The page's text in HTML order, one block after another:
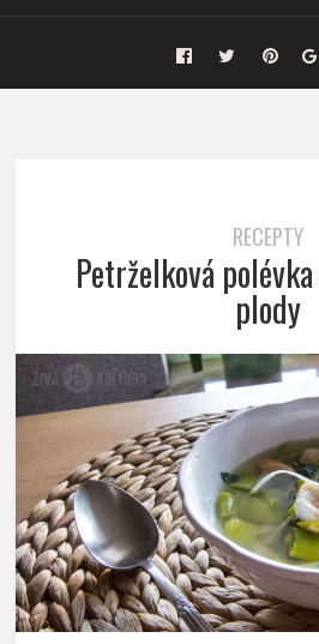
RECEPTY
Petrželková
plody